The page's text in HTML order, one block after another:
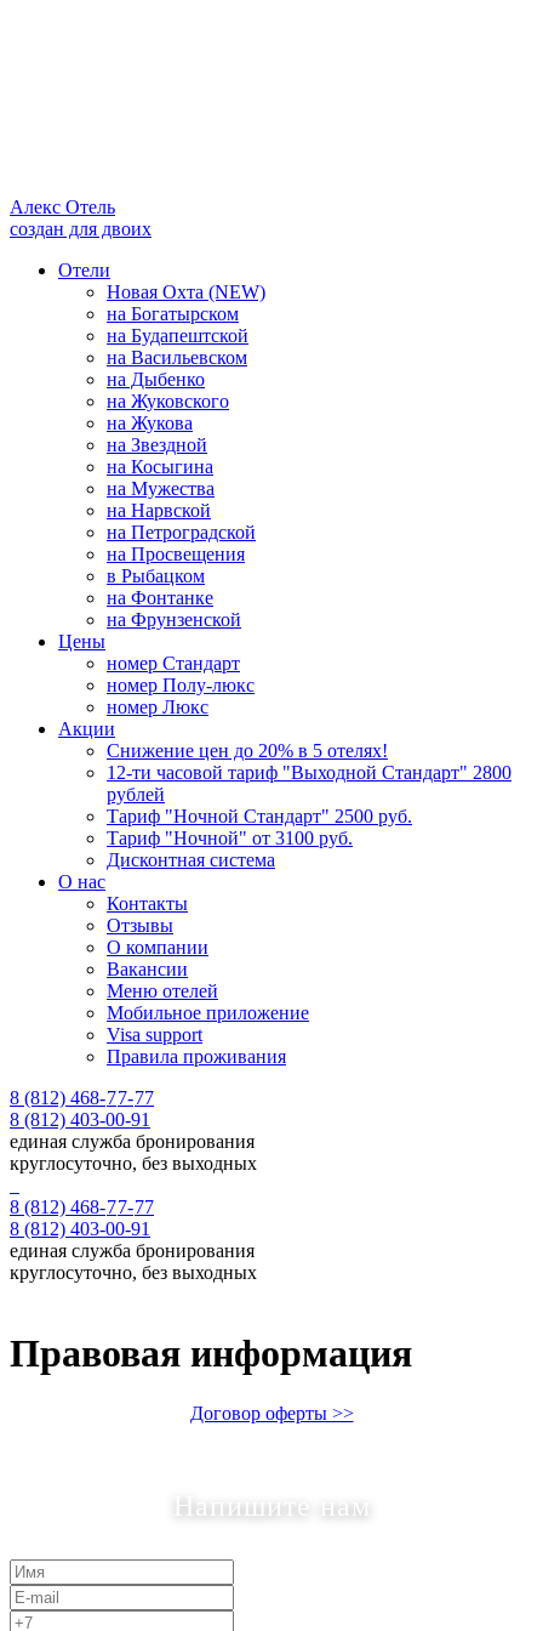
Алекс Отель
создан для двоих
Отели
Новая Охта (NEW)
на Богатырском
на Будапештской
на Васильевском
на Дыбенко
на Жуковского
на Жукова
на Звездной
на Косыгина
на Мужества
на Нарвской
на Петроградской
на Просвещения
в Рыбацком
на Фонтанке
на Фрунзенской
Цены
номер Стандарт
номер Полу-люкс
номер Люкс
Акции
Снижение цен до 20% в 5 отелях!
12-ти часовой тариф "Выходной Стандарт" 2800
рублей
Тариф "Ночной Стандарт" 2500 руб.
Тариф "Ночной" от 3100 руб.
Дисконтная система
О нас
Контакты
Отзывы
О компании
Вакансии
Меню отелей
Мобильное приложение
Visa support
Правила проживания
8 (812) 468-77-77
8 (812) 403-00-91
единая служба бронирования
круглосуточно, без выходных
8 (812) 468-77-77
8 (812) 403-00-91
единая служба бронирования
круглосуточно, без выходных
Правовая информация
Договор оферты >>
Напишите нам